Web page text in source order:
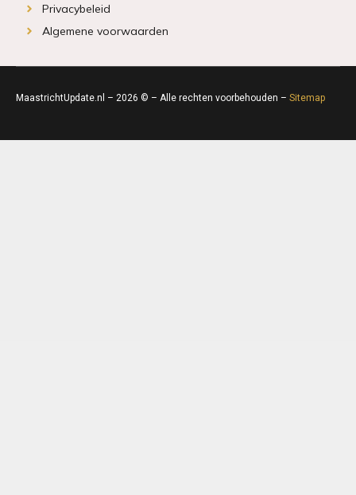
Privacybeleid
Algemene voorwaarden
MaastrichtUpdate.nl – 2026 © – Alle rechten voorbehouden – Sitemap